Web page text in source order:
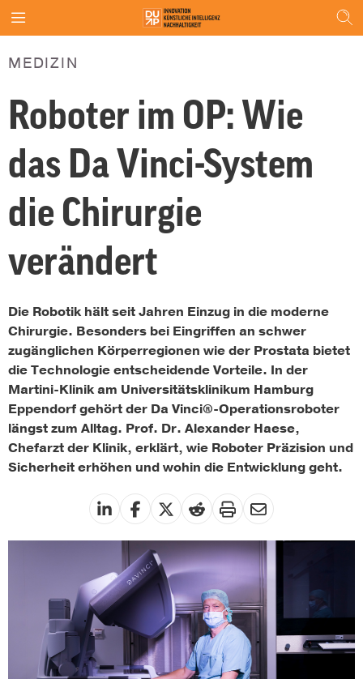
MEDIZIN
Roboter im OP: Wie
das Da Vinci-System
die Chirurgie
verändert
Die Robotik hält seit Jahren Einzug in die moderne
Chirurgie. Besonders bei Eingriffen an schwer
zugänglichen Körperregionen wie der Prostata bietet
die Technologie entscheidende Vorteile. In der
Martini-Klinik am Universitätsklinikum Hamburg
Eppendorf gehört der Da Vinci®-Operationsroboter
längst zum Alltag. Prof. Dr. Alexander Haese,
Chefarzt der Klinik, erklärt, wie Roboter Präzision und
Sicherheit erhöhen und wohin die Entwicklung geht.